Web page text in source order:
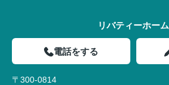
リバティーホーム
電話をする
〒300-0814